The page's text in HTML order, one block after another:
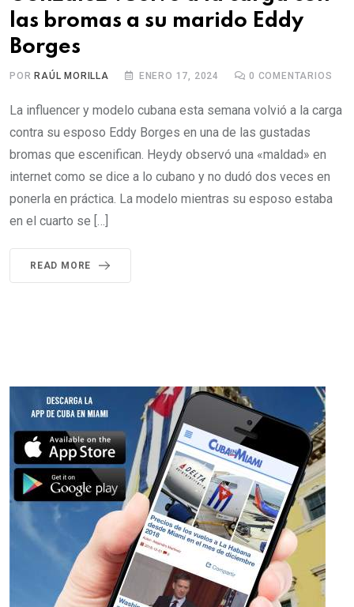
las bromas a su marido Eddy
Borges
PORRAÚL MORILLA ENERO 17, 2024 0 COMENTARIOS
La influencer y modelo cubana esta semana volvió a la carga
contra su esposo Eddy Borges en una de las gustadas
bromas que escenifican. Heydy observó una «maldad» en
internet como se dice a lo cubano y no dudó dos veces en
ponerla en práctica. La modelo mientras su esposo estaba
en el cuarto se […]
READ MORE